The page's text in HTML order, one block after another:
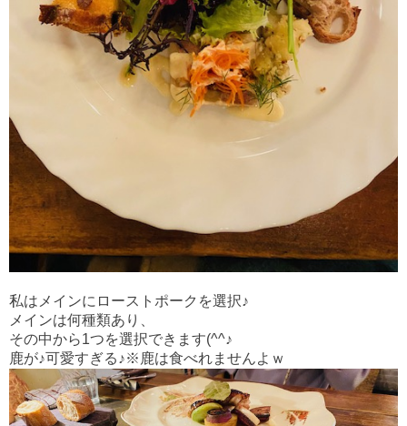
私はメインにローストポークを選択♪
メインは何種類あり、
その中から1つを選択できます(^^♪
鹿が♪可愛すぎる♪※鹿は食べれませんよｗ